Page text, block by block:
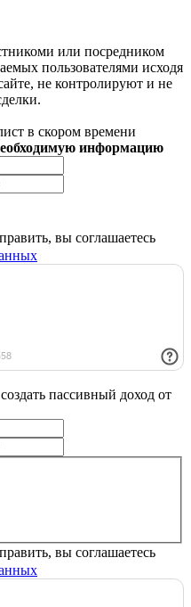
или посредником
пользователями исходя
не контролируют и не
в скором времени
информацию
вы соглашаетесь
пассивный доход от
вы соглашаетесь